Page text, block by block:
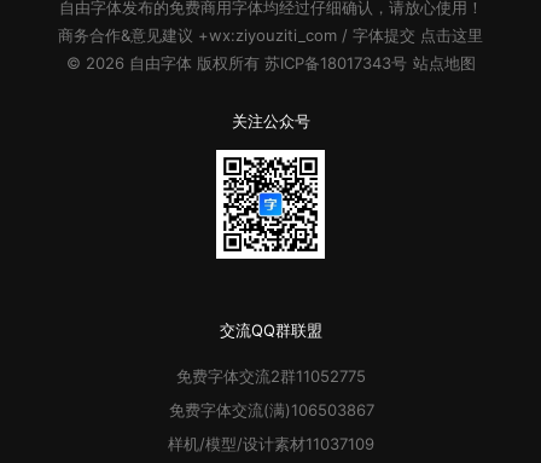
自由字体发布的免费商用字体均经过仔细确认，请放心使用！
商务合作&意见建议 +wx:ziyouziti_com / 字体提交 点击这里
© 2026 自由字体 版权所有 苏ICP备18017343号 站点地图
关注公众号
交流QQ群联盟
免费字体交流2群11052775
免费字体交流(满)106503867
样机/模型/设计素材11037109